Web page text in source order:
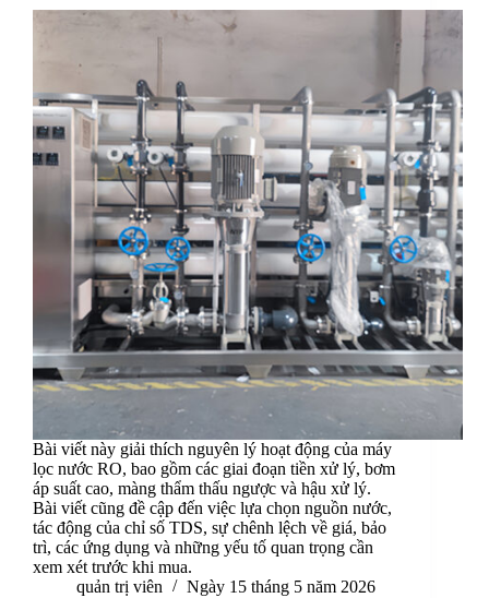
Bài viết này giải thích nguyên lý hoạt động của máy
lọc nước RO, bao gồm các giai đoạn tiền xử lý, bơm
áp suất cao, màng thẩm thấu ngược và hậu xử lý.
Bài viết cũng đề cập đến việc lựa chọn nguồn nước,
tác động của chỉ số TDS, sự chênh lệch về giá, bảo
trì, các ứng dụng và những yếu tố quan trọng cần
xem xét trước khi mua.
quản trị viên
Ngày 15 tháng 5 năm 2026